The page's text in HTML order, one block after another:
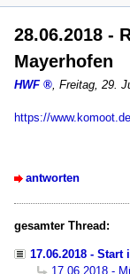
28.06.2018 -
Mayerhofen
HWF Freitag, 29.
https://
antworten
gesamter Thread:
17.06.2018 - Start
17.06.2018 -